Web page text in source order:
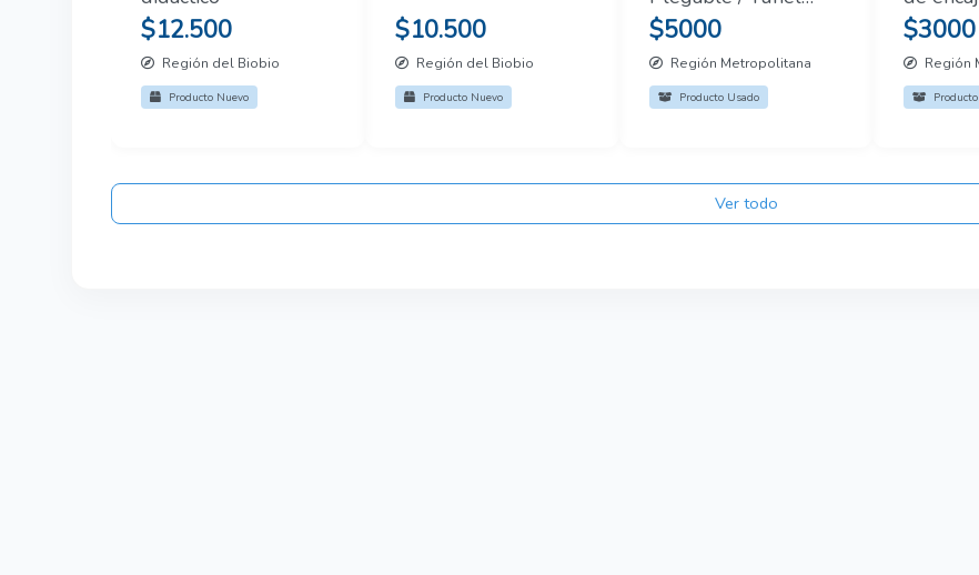
$12.500
Región del Biobio
Producto Nuevo
$10.500
Región del Biobio
Producto Nuevo
Infantil Plegable
$5000
Región Metropolitana
Producto Usado
$3000
Región
Ver todo